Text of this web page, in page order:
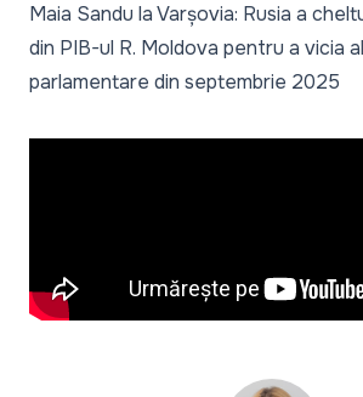
Maia Sandu la Varșovia: Rusia a
din PIB-ul R. Moldova pentru a vicia
parlamentare din septembrie 2025